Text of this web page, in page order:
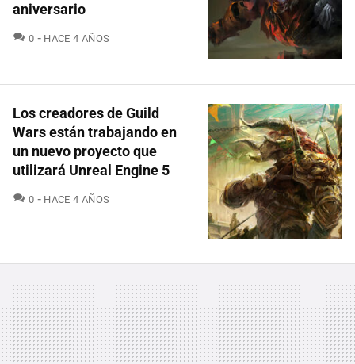
aniversario
0 COMENTARIOS
HACE 4 AÑOS
Los creadores de Guild
Wars están trabajando en
un nuevo proyecto que
utilizará Unreal Engine 5
0 COMENTARIOS
HACE 4 AÑOS